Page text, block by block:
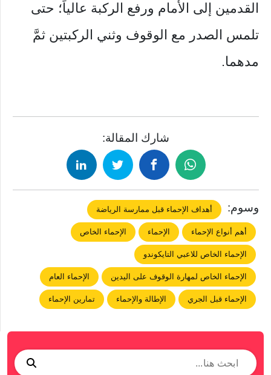
القدمين إلى الأمام ورفع الركبة عالياً؛ حتى
تلمس الصدر مع الوقوف وثني الركبتين ثمَّ
مدهما.
شارك المقالة:
وسوم: أهداف الإحماء قبل ممارسة الرياضة
أهم أنواع الإحماء الإحماء الإحماء الخاص
الإحماء الخاص للاعبي التايكوندو
الإحماء الخاص لمهارة الوقوف على اليدين الإحماء العام
الإحماء قبل الجري الإطالة والإحماء تمارين الإحماء